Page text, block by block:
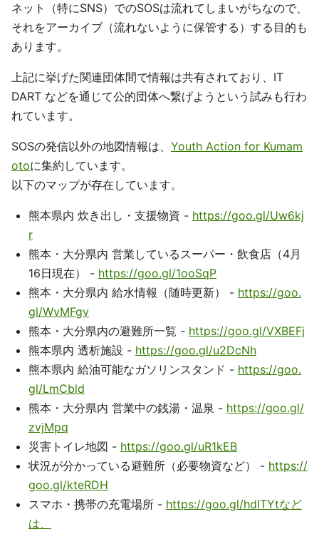
ネット（特にSNS）でのSOSは流れてしまいがちなので、
それをアーカイブ（流れないように保管する）する目的も
あります。
上記に挙げた関連団体間で情報は共有されており、IT
DART などを通じて公的団体へ繋げようという試みも行わ
れています。
SOSの発信以外の地図情報は、 Youth Action for Kumam
otoに集約しています。
以下のマップが存在しています。
熊本県内 炊き出し・支援物資 - https://goo.gl/Uw6kj
r
熊本・大分県内 営業しているスーパー・飲食店（4月
16日現在） - https://goo.gl/1ooSqP
熊本・大分県内 給水情報（随時更新） - https://goo.
gl/WvMFgv
熊本・大分県内の避難所一覧 - https://goo.gl/VXBEFj
熊本県内 透析施設 - https://goo.gl/u2DcNh
熊本県内 給油可能なガソリンスタンド - https://goo.
gl/LmCbld
熊本・大分県内 営業中の銭湯・温泉 - https://goo.gl/
zvjMpq
災害トイレ地図 - https://goo.gl/uR1kEB
状況が分かっている避難所（必要物資など） - https://
goo.gl/kteRDH
スマホ・携帯の充電場所 - https://goo.gl/hdITYtなど
は、